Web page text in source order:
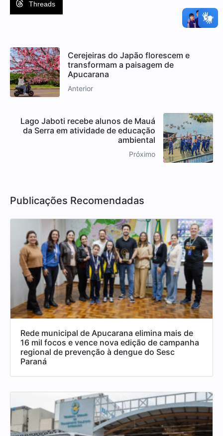
Threads
Cerejeiras do Japão florescem e
transformam a paisagem de
Apucarana
Anterior
Lago Jaboti recebe alunos de Mauá
da Serra em atividade de educação
ambiental
Próximo
Publicações Recomendadas
Rede municipal de Apucarana elimina mais de
16 mil focos e vence nova edição de campanha
regional de prevenção à dengue do Sesc
Paraná